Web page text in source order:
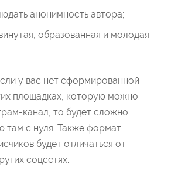
анонимность автора;
образованная и молодая
у вас нет сформированной
площадках, которую можно
канал, то будет сложно
там с нуля. Также формат
будет отличаться от
соцсетях.